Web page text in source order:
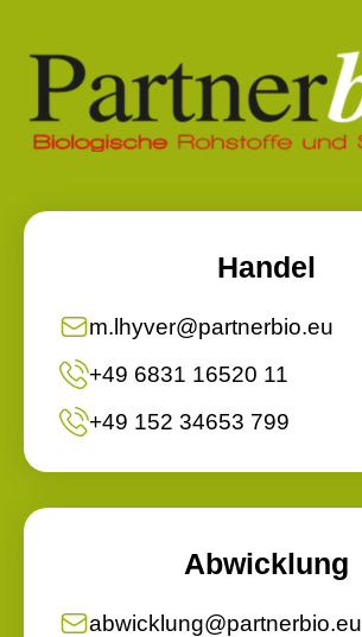
Handel
m.lhyver@partnerbio.eu
+49 6831 16520 11
+49 152 34653 799
Abwicklung
abwicklung@partnerbio.eu